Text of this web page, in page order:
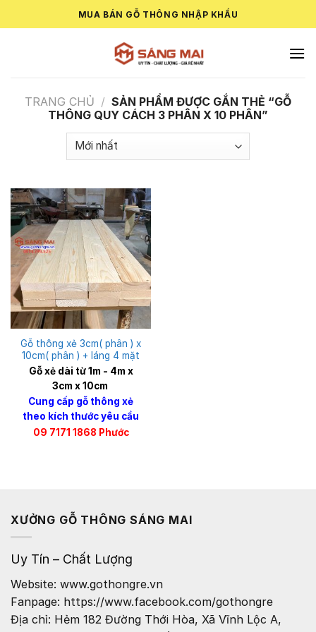
to
MUA BÁN GỖ THÔNG NHẬP KHẨU
TRANG CHỦ / SẢN PHẨM ĐƯỢC GẮN THẺ “GỖ
THÔNG QUY CÁCH 3 PHÂN X 10 PHÂN”
Gỗ thông xẻ 3cm( phân ) x
10cm( phân ) + láng 4 mặt
Gỗ xẻ dài từ 1m - 4m x
3cm x 10cm
Cung cấp gỗ thông xẻ
theo kích thước yêu cầu
09 7171 1868 Phước
XƯỞNG GỖ THÔNG SÁNG MAI
Uy Tín – Chất Lượng
Website: www.gothongre.vn
Fanpage: https://www.facebook.com/gothongre
Địa chỉ: Hẻm 182 Đường Thới Hòa, Xã Vĩnh Lộc A,